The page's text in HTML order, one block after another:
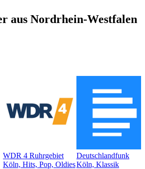
aus Nordrhein-Westfalen
WDR 4 Ruhrgebiet
Köln, Hits, Pop, Oldies
Deutschlandfunk
Köln, Klassik